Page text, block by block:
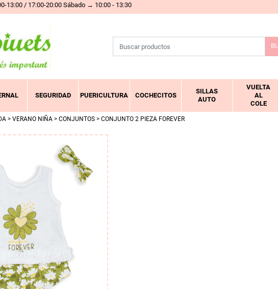
13:00 / 17:00-20:00 Sábado → 10:00 - 13:30
SEGURIDAD PUERICULTURA COCHECITOS
SILLAS
AUTO
VUELTA
AL
COLE
> VERANO NIÑA > CONJUNTOS > CONJUNTO 2 PIEZA FOREVER